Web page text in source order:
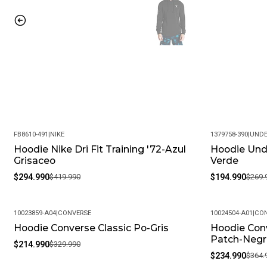
-30%
FB8610-491 |NIKE
Hoodie Nike Dri Fit Training '72-Azul
Grisaceo
$294.990$419.990
-28%
1379758-390|
Hoodie
Verde
$194.990
-35%
10023859-A04|CONVERSE
Hoodie Converse Classic Po-Gris
$214.990$329.990
-36%
10024504-A01 |
Hoodie
Patch-
$234.990